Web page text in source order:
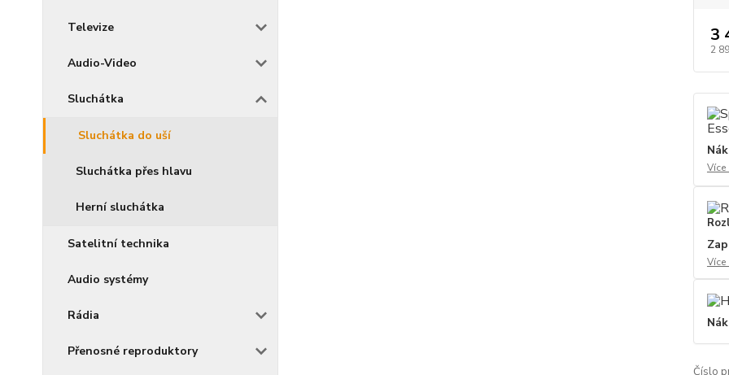
Televize
Audio-Video
Sluchátka
Sluchátka do uší
Sluchátka přes hlavu
Herní sluchátka
Satelitní technika
Audio systémy
Rádia
Přenosné reproduktory
3
2
Číslo